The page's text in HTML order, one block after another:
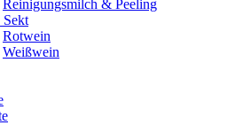
Reinigungsmilch & Peeling
Sekt
Rotwein
Weißwein